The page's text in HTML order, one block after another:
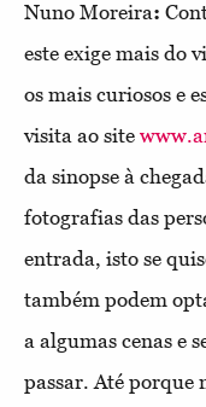
Nuno Moreira:
este exige mais do
os mais curiosos e
visita ao site
da sinopse à
fotografias das
entrada, isto se
também podem
a algumas cenas e
passar. Até porque